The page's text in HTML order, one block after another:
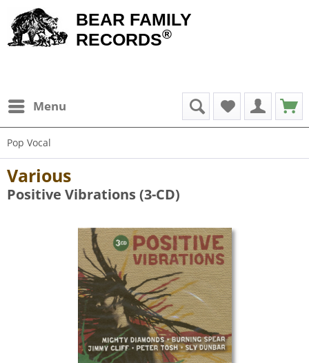
BEAR FAMILY
RECORDS®
Menu
Pop Vocal
Various
Positive Vibrations (3-CD)